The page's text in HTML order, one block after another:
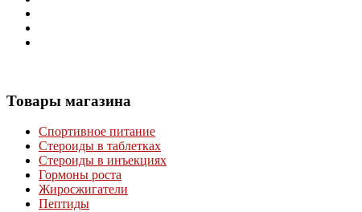
Товары магазина
Спортивное питание
Стероиды в таблетках
Стероиды в инъекциях
Гормоны роста
Жиросжигатели
Пептиды